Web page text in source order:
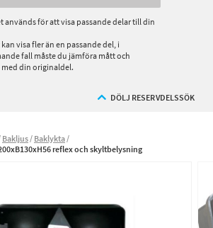
används för att visa passande delar till din
visa fler än en passande del, i
fall måste du jämföra mått och
din originaldel.
DÖLJ RESERVDELSSÖK
Bakljus Baklykta
reflex och skyltbelysning